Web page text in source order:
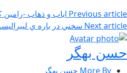
Previous article ایاب و ذهاب -رامین
Next article سخني در باره ي
حسن بهگر
More By حسن بهگر